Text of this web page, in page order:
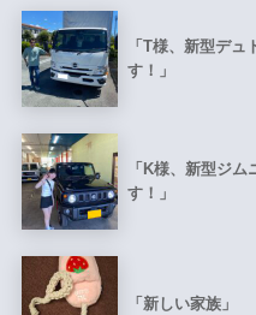
「T様、新型デ
す！」
「K様、新型ジ
す！」
「新しい家族」